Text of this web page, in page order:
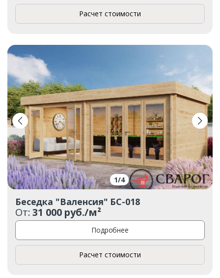
Расчет стоимости
1/4
Беседка "Валенсия" БС-018
От:31 000 руб./м²
Подробнее
Расчет стоимости